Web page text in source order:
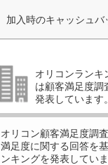
加入時のキャッシュバ
オリコンランキ
は顧客満足度調
発表しています。
オリコン顧客満足度調
満足度に関する回答を
ンキングを発表していま